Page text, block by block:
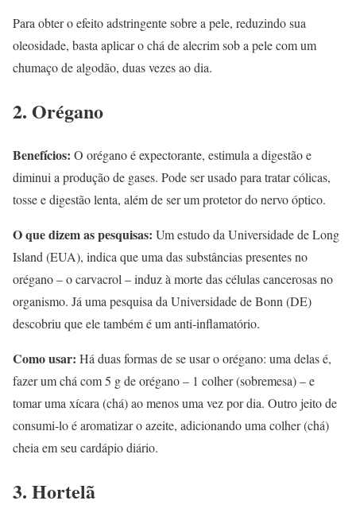
Para obter o efeito adstringente sobre a pele, reduzindo sua
oleosidade, basta aplicar o chá de alecrim sob a pele com um
chumaço de algodão, duas vezes ao dia.
2. Orégano
Benefícios: O orégano é expectorante, estimula a digestão e
diminui a produção de gases. Pode ser usado para tratar cólicas,
tosse e digestão lenta, além de ser um protetor do nervo óptico.
O que dizem as pesquisas: Um estudo da Universidade de Long
Island (EUA), indica que uma das substâncias presentes no
orégano – o carvacrol – induz à morte das células cancerosas no
organismo. Já uma pesquisa da Universidade de Bonn (DE)
descobriu que ele também é um anti-inflamatório.
Como usar: Há duas formas de se usar o orégano: uma delas é,
fazer um chá com 5 g de orégano – 1 colher (sobremesa) – e
tomar uma xícara (chá) ao menos uma vez por dia. Outro jeito de
consumi-lo é aromatizar o azeite, adicionando uma colher (chá)
cheia em seu cardápio diário.
3. Hortelã